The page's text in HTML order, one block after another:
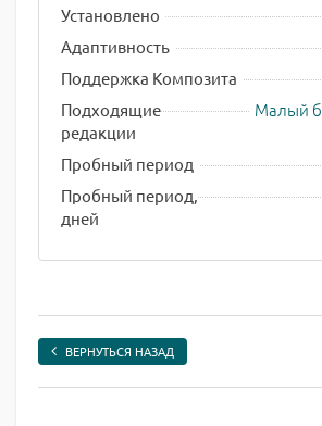
Установлено
Адаптивность
Поддержка Композита
Подходящие
редакции
Малый
Пробный период
Пробный период,
дней
ВЕРНУТЬСЯ НАЗАД